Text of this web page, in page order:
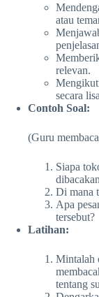
atau
relevan.
secara
Contoh Soal:
(Guru
Siapa
Di mana
Apa
tersebut?
Latihan:
Mintalah
tentang